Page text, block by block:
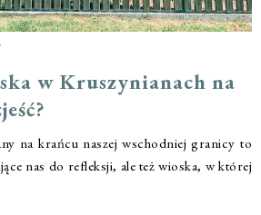
w Kruszynianach na
na krańcu naszej wschodniej granicy to
nas do refleksji, ale też wioska, w której